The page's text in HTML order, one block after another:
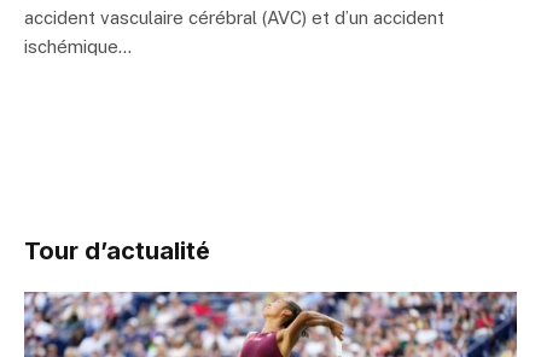
accident vasculaire cérébral (AVC) et d’un accident
ischémique…
Tour d’actualité